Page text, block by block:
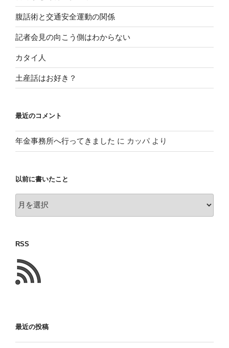
腹話術と交通安全運動の関係
記者会見の向こう側はわからない
カタイ人
土産話はお好き？
最近のコメント
年金事務所へ行ってきました に カッパより
以前に書いたこと
前
い
た
こ
と
RSS
最近の投稿